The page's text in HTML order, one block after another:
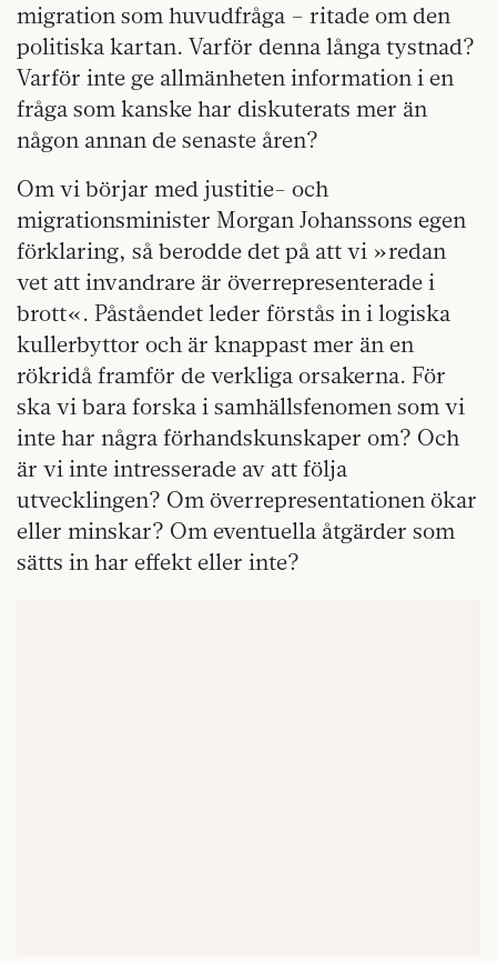
migration som huvudfråga – ritade om den
politiska kartan. Varför denna långa tystnad?
Varför inte ge allmänheten information i en
fråga som kanske har diskuterats mer än
någon annan de senaste åren?
Om vi börjar med justitie- och
migrationsminister Morgan Johanssons egen
förklaring, så berodde det på att vi »redan
vet att invandrare är överrepresenterade i
brott«. Påståendet leder förstås in i logiska
kullerbyttor och är knappast mer än en
rökridå framför de verkliga orsakerna. För
ska vi bara forska i samhällsfenomen som vi
inte har några förhandskunskaper om? Och
är vi inte intresserade av att följa
utvecklingen? Om överrepresentationen ökar
eller minskar? Om eventuella åtgärder som
sätts in har effekt eller inte?